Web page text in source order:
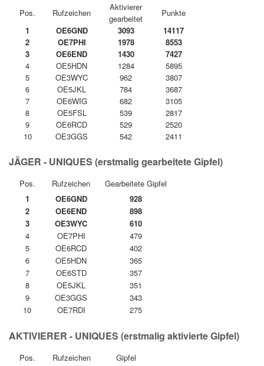
Pos. Rufzeichen
Aktivierer
gearbeitet
Punkte
1
OE6GND 3093
14117
2
OE7PHI 1978
8553
3
OE6END 1430
7427
4
OE5HDN 1284
5895
5
OE3WYC 962
3807
6
OE5JKL 784
3687
7
OE6WIG 682
3105
8
OE5FSL 539
2817
9
OE6RCD 529
2520
10
OE3GGS 542 2411
JÄGER - UNIQUES (erstmalig gearbeitete Gipfel)
Pos. Rufzeichen
Gearbeitete Gipfel
1
OE6GND
928
2
OE6END
898
3
OE3WYC
610
4
OE7PHI
479
5
OE6RCD
402
6
OE5HDN
365
7
OE6STD
357
8
OE5JKL
351
9
OE3GGS
343
10
OE7RDI 275
AKTIVIERER - UNIQUES (erstmalig aktivierte Gipfel)
Pos. Rufzeichen
Gipfel